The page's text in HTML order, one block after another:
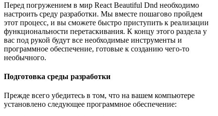
Перед погружением в мир React Beautiful Dnd необходимо
настроить среду разработки. Мы вместе пошагово пройдем
этот процесс, и вы сможете быстро приступить к реализации
функциональности перетаскивания. К концу этого раздела у
вас под рукой будут все необходимые инструменты и
программное обеспечение, готовые к созданию чего-то
необычного.
Подготовка среды разработки
Прежде всего убедитесь в том, что на вашем компьютере
установлено следующее программное обеспечение: